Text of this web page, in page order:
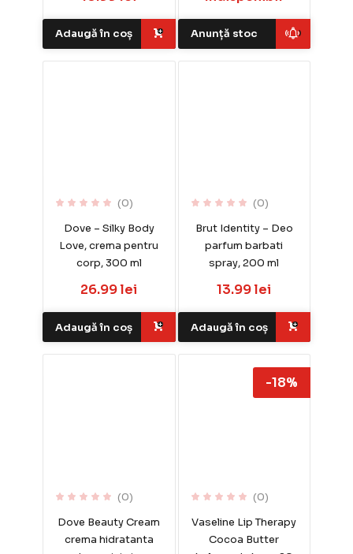
Adaugă în coș Anunță stoc
(0)
Dove – Silky Body
Love, crema pentru
corp, 300 ml
26.99 lei
Adaugă în coș
(0)
Brut Identity – Deo
parfum barbati
spray, 200 ml
13.99 lei
Adaugă în coș
(0)
Dove Beauty Cream
crema hidratanta
(0)
Vaseline Lip Therapy
Cocoa Butter
-18%